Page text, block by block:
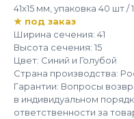
41x15 мм, упаковка 40 шт /
★ под заказ
Ширина сечения: 41
Высота сечения: 15
Цвет: Синий и Голубой
Страна производства:
Гарантии: Вопросы
в индивидуальном
ответственности за